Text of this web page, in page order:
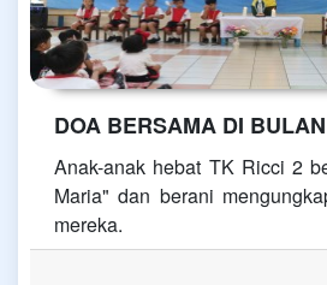
DOA BERSAMA DI
Anak-anak hebat TK Ricci 2
Maria" dan berani
mereka.